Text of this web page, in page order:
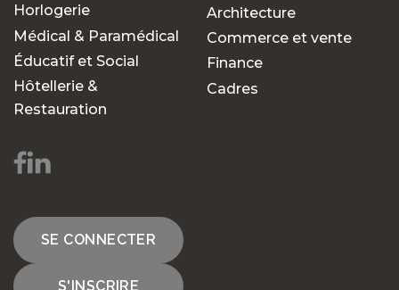
Horlogerie
Médical & Paramédical
Éducatif et Social
Hôtellerie &
Restauration
Architecture
Commerce et vente
Finance
Cadres
SE CONNECTER
S'INSCRIRE